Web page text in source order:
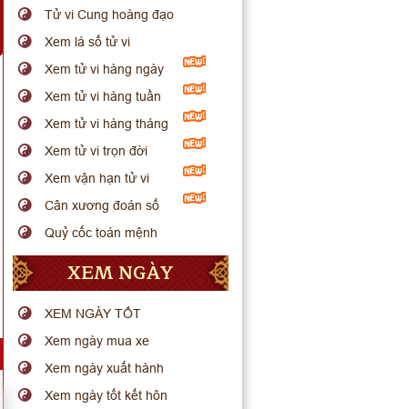
Tử vi Cung hoàng đạo
Xem lá số tử vi
Xem tử vi hàng ngày
Xem tử vi hàng tuần
Xem tử vi hàng tháng
Xem tử vi trọn đời
Xem vận hạn tử vi
Cân xương đoán số
Quỷ cốc toán mệnh
XEM NGÀY
XEM NGÀY TỐT
Xem ngày mua xe
Xem ngày xuất hành
Xem ngày tốt kết hôn